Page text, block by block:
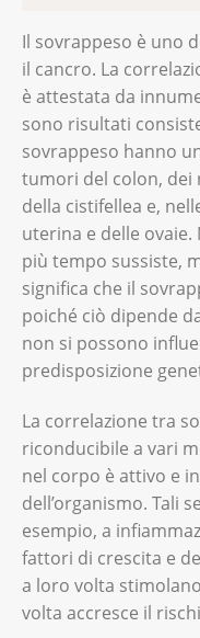
Il sovrappeso è uno
il cancro. La
è attestata da
sono risultati
sovrappeso hanno
tumori del colon, dei
della cistifellea e,
uterina e delle ovaie.
più tempo sussiste,
significa che il
poiché ciò dipende
non si possono
predisposizione
La correlazione tra
riconducibile a vari
nel corpo è attivo e
dell’organismo. Tali
esempio, a
fattori di crescita e
a loro volta
volta accresce il